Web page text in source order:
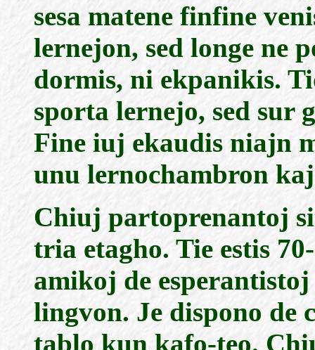
sesa matene finfine
lernejon, sed longe ne
dormis, ni ekpanikis.
sporta lernejo, sed sur
Fine iuj ekaudis niajn
unu lernochambron
Chiuj partoprenantoj
tria etagho. Tie estis
amikoj de
lingvon. Je dispono de
tablo kun kafo-teo.